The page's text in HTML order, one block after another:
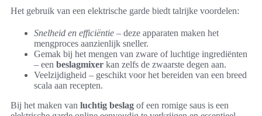
Het gebruik van een elektrische garde biedt talrijke voordelen:
Snelheid en efficiëntie – deze apparaten maken het
mengproces aanzienlijk sneller.
Gemak bij het mengen van zware of luchtige ingrediënten
– een beslagmixer kan zelfs de zwaarste degen aan.
Veelzijdigheid – geschikt voor het bereiden van een breed
scala aan recepten.
Bij het maken van luchtig beslag of een romige saus is een